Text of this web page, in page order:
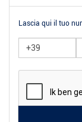
Lascia qui il tuo